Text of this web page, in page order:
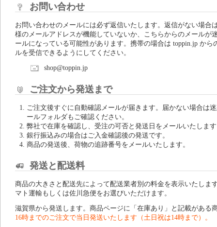
お問い合わせ
お問い合わせのメールには必ず返信いたします。返信がない場合
様のメールアドレスが機能していないか、こちらからのメールが
ールになっている可能性があります。携帯の場合は toppin.jp から
ルを受信できるようにしてください。
shop@toppin.jp
ご注文から発送まで
ご注文後すぐに自動確認メールが届きます。届かない場合は
ールフォルダもご確認ください。
弊社で在庫を確認し、受注の可否と発送日をメールいたしま
銀行振込みの場合はご入金確認後の発送です。
商品の発送後、荷物の追跡番号をメールいたします。
発送と配送料
商品の大きさと配送先によって配送業者別の料金を表示いたしま
マト運輸もしくは佐川急便をお選びいただけます。
滋賀県から発送します。商品ページに「在庫あり」と記載がある
16時までのご注文で当日発送いたします（土日祝は14時まで）。